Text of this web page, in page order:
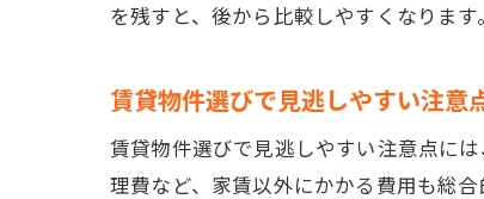
を残すと、後から比較しやすくなります。
賃貸物件選びで見逃しやすい注意
賃貸物件選びで見逃しやすい注意点に
理費など、家賃以外にかかる費用も総合